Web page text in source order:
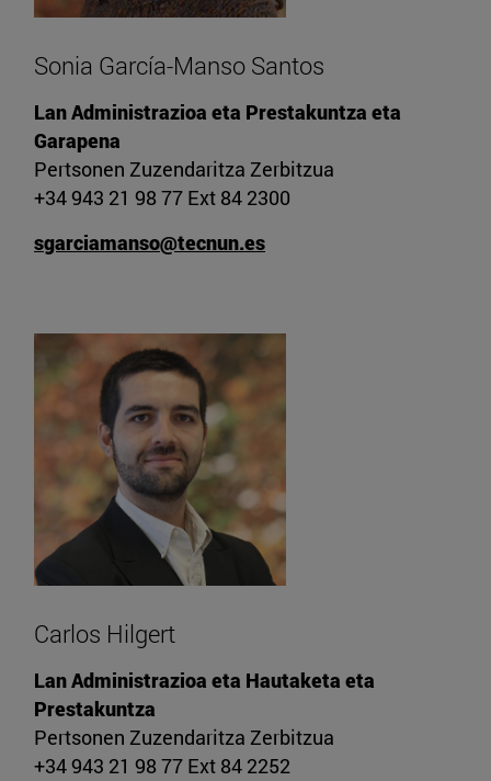
Sonia García-Manso Santos
Lan Administrazioa eta Prestakuntza eta
Garapena
Pertsonen Zuzendaritza Zerbitzua
+34 943 21 98 77 Ext 84 2300
sgarciamanso@tecnun.es
Carlos Hilgert
Lan Administrazioa eta Hautaketa eta
Prestakuntza
Pertsonen Zuzendaritza Zerbitzua
+34 943 21 98 77 Ext 84 2252